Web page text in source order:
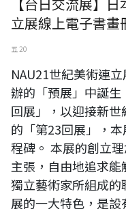
立展線上電子書畫
五 20
NAU21世紀美術連
辦的「預展」中誕
回展」，以迎接新
的「第23回展」，
程碑。 本展的創立
主張，自由地追求
獨立藝術家所組成
展的一大特色，是設